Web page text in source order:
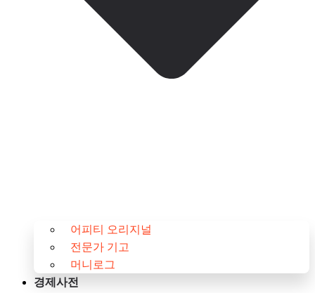
어피티 오리지널
전문가 기고
머니로그
경제사전